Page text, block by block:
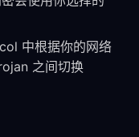
中根据你的网络
之间切换